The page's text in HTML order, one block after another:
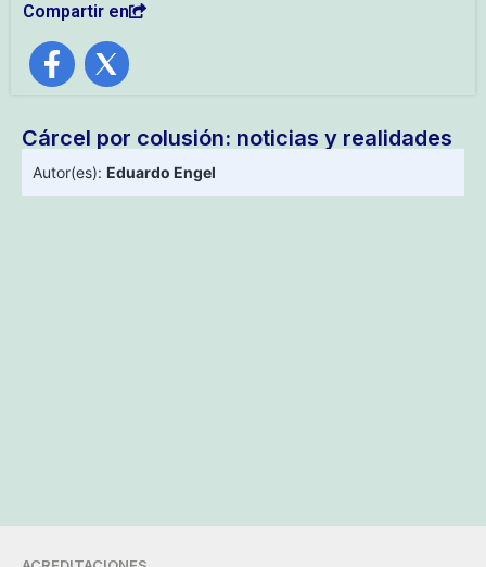
Compartir en
Cárcel por colusión: noticias y realidades
Autor(es): Eduardo Engel